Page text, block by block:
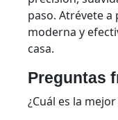
paso. Atrévete
moderna y
casa.
Preguntas
¿Cuál es la